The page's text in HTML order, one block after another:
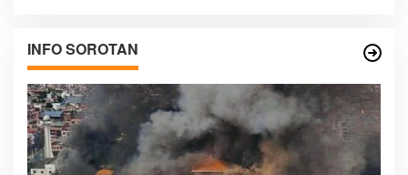
INFO SOROTAN